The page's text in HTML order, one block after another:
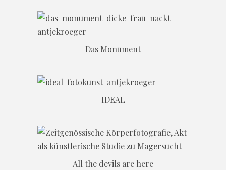
Das Monument
IDEAL
All the devils are here